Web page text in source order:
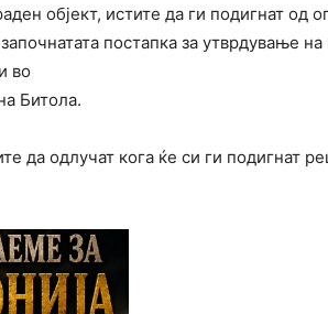
објект, истите да ги подигнат од
постапка за утврдување
во
Битола.
да одлучат кога ќе си ги подигнат